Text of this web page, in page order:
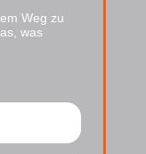
Weg zu
was